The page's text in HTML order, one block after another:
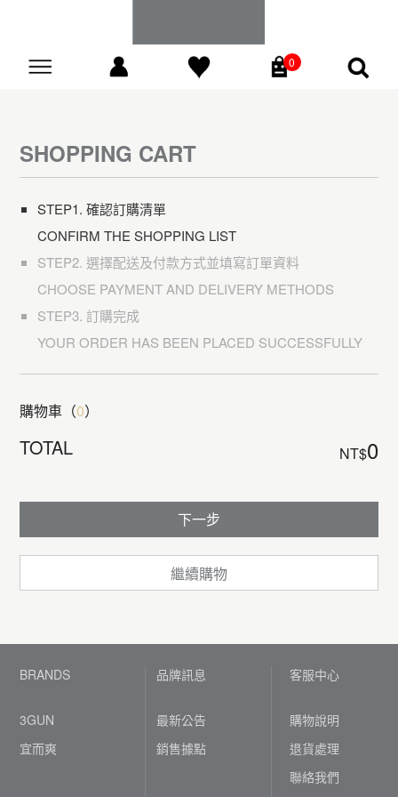
0
SHOPPING CART
STEP1. 確認訂購清單
CONFIRM THE SHOPPING LIST
STEP2. 選擇配送及付款方式並填寫訂單資料
CHOOSE PAYMENT AND DELIVERY METHODS
STEP3. 訂購完成
YOUR ORDER HAS BEEN PLACED SUCCESSFULLY
購物車（0）
TOTAL NT$0
下一步
繼續購物
BRANDS
3GUN
宜而爽
品牌訊息
最新公告
銷售據點
客服中心
購物說明
退貨處理
聯絡我們